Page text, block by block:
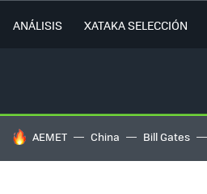
ANÁLISIS XATAKA SELECCIÓN
HOY SE HABLA DE
AEMET China Bill Gates